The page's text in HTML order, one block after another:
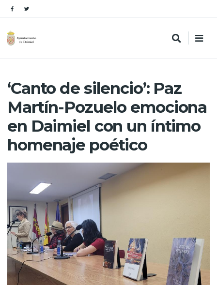
‘Canto de silencio’: Paz
Martín-Pozuelo emociona
en Daimiel con un íntimo
homenaje poético